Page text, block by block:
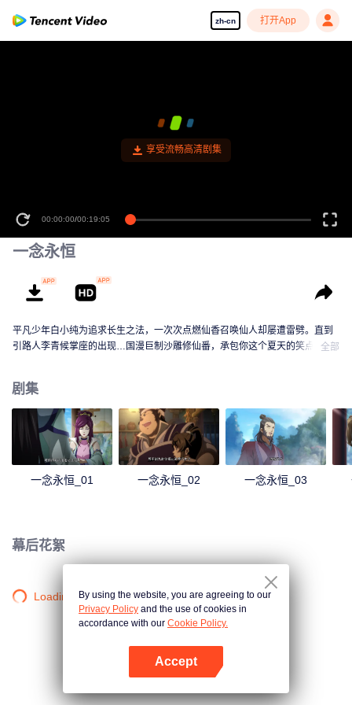
zh-cn 打开App
享受流畅高清剧集
00:00:00/00:19:05
一念永恒
平凡少年白小纯为追求长生之法，一次次点燃仙香召唤仙人却屡遭雷劈。直到
引路人李青候掌座的出现…国漫巨制沙雕修仙番，承包你这个夏天的笑点！全部
剧集
一念永恒_01 一念永恒_02 一念永恒_03
幕后花絮
Loading…By using the website, you are agreeing to our
Privacy Policy and the use of cookies in
accordance with our Cookie Policy.
Accept